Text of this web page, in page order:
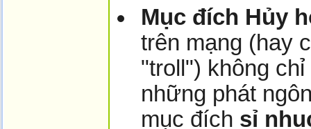
Mục đích Hủy
trên mạng (hay
"troll") không
những phát
mục đích sỉ